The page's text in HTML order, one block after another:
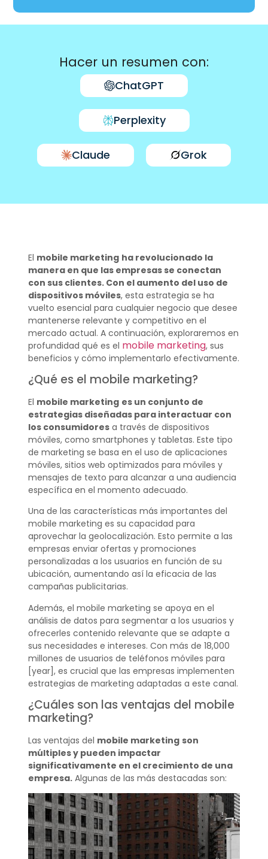
Hacer un resumen con:
ChatGPT
Perplexity
Claude Grok
El mobile marketing ha revolucionado la
manera en que las empresas se conectan
con sus clientes. Con el aumento del uso de
dispositivos móviles, esta estrategia se ha
vuelto esencial para cualquier negocio que desee
mantenerse relevante y competitivo en el
mercado actual. A continuación, exploraremos en
profundidad qué es el mobile marketing, sus
beneficios y cómo implementarlo efectivamente.
¿Qué es el mobile marketing?
El mobile marketing es un conjunto de
estrategias diseñadas para interactuar con
los consumidoresa través de dispositivos
móviles, como smartphones y tabletas. Este tipo
de marketing se basa en el uso de aplicaciones
móviles, sitios web optimizados para móviles y
mensajes de texto para alcanzar a una audiencia
específica en el momento adecuado.
Una de las características más importantes del
mobile marketing es su capacidad para
aprovechar la geolocalización. Esto permite a las
empresas enviar ofertas y promociones
personalizadas a los usuarios en función de su
ubicación, aumentando así la eficacia de las
campañas publicitarias.
Además, el mobile marketing se apoya en el
análisis de datos para segmentar a los usuarios y
ofrecerles contenido relevante que se adapte a
sus necesidades e intereses. Con más de 18,000
millones de usuarios de teléfonos móviles para
[year], es crucial que las empresas implementen
estrategias de marketing adaptadas a este canal.
¿Cuáles son las ventajas del mobile
marketing?
Las ventajas del mobile marketing son
múltiples y pueden impactar
significativamente en el crecimiento de una
empresa.Algunas de las más destacadas son: